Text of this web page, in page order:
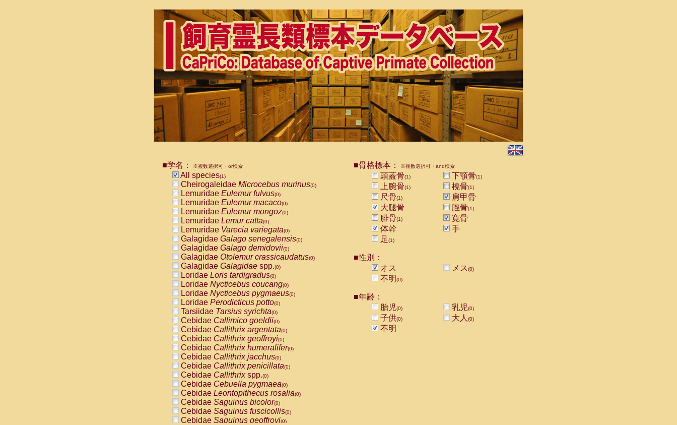
■学名： ※複数選択可・or検索
All species(1)
Cheirogaleidae Microcebus murinus(0)
Lemuridae Eulemur fulvus(0)
Lemuridae Eulemur macaco(0)
Lemuridae Eulemur mongoz(0)
Lemuridae Lemur catta(0)
Lemuridae Varecia variegata(0)
Galagidae Galago senegalensis(0)
Galagidae Galago demidovii(0)
Galagidae Otolemur crassicaudatus(0)
Galagidae Galagidae spp.(0)
Loridae Loris tardigradus(0)
Loridae Nycticebus coucang(0)
Loridae Nycticebus pygmaeus(0)
Loridae Perodicticus potto(0)
Tarsiidae Tarsius syrichta(0)
Cebidae Callimico goeldii(0)
Cebidae Callithrix argentata(0)
Cebidae Callithrix geoffroyi(0)
Cebidae Callithrix humeralifer(0)
Cebidae Callithrix jacchus(0)
Cebidae Callithrix penicillata(0)
Cebidae Callithrixspp.(0)
Cebidae Cebuella pygmaea(0)
Cebidae Leontopithecus rosalia(0)
Cebidae Saguinus bicolor(0)
Cebidae Saguinus fuscicollis(0)
Cebidae Saguinus geoffroyi(0)
■骨格標本： ※複数選択可・and検索
頭蓋骨(1) 下顎骨(1)
上腕骨(1) 橈骨(1)
尺骨(1)
肩甲骨
大腿骨
脛骨(1)
腓骨(1)
寛骨
体幹
手
足(1)
■性別：
オス
メス(0)
不明(0)
■年齢：
胎児(0) 乳児(0)
子供(0) 大人 (0)
不明